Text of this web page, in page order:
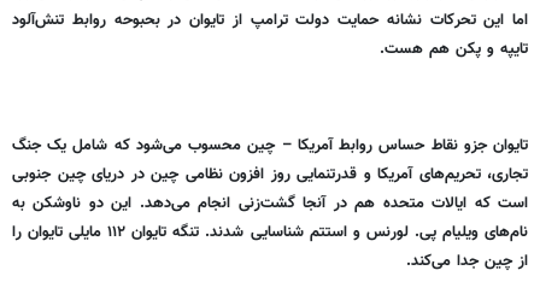
اما این تحرکات نشانه حمایت دولت ترامپ از تایوان در بحبوحه روابط تنش‌آلود
تایپه و پکن هم هست.
تایوان جزو نقاط حساس روابط آمریکا – چین محسوب می‌شود که شامل یک جنگ
تجاری، تحریم‌های آمریکا و قدرتنمایی روز افزون نظامی چین در دریای چین جنوبی
است که ایالات متحده هم در آنجا گشت‌زنی انجام می‌دهد. این دو ناوشکن به
نام‌های ویلیام پی. لورنس و استتم شناسایی شدند. تنگه تایوان ۱۱۲ مایلی تایوان را
از چین جدا می‌کند.